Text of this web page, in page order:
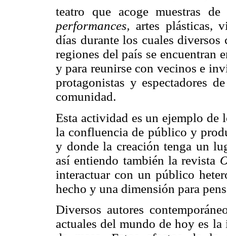
teatro que acoge muestras de
performances, artes plásticas,
días durante los cuales diversos
regiones del país se encuentran
y para reunirse con vecinos e
protagonistas y espectadores
comunidad.
Esta actividad es un ejemplo de
la confluencia de público y
y donde la creación tenga un
así entiendo también la revista
interactuar con un público
hecho y una dimensión para
Diversos autores
actuales del mundo de hoy es